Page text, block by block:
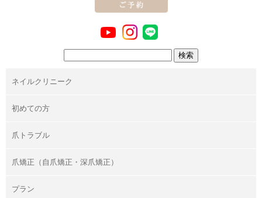
ネイルクリニーク
初めての方
爪トラブル
爪矯正（自爪矯正・深爪矯正）
プラン